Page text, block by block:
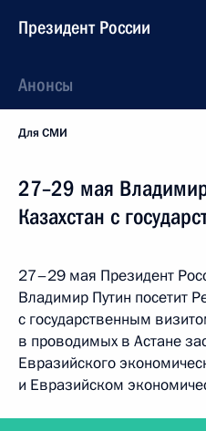
Президент России
Анонсы
Для СМИ
27–29 мая
Казахстан с
27–29 мая Президент
Владимир Путин посетит
с государственным
в проводимых в Астане
Евразийского
и Евразийском